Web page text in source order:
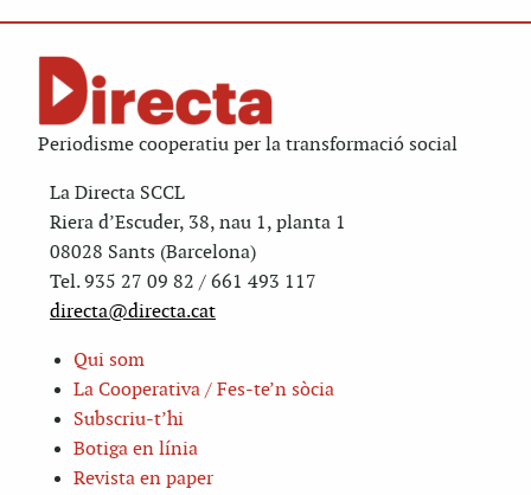
Periodisme cooperatiu per la transformació social
La Directa SCCL
Riera d’Escuder, 38, nau 1, planta 1
08028 Sants (Barcelona)
Tel. 935 27 09 82 / 661 493 117
directa@directa.cat
Qui som
La Cooperativa / Fes-te’n sòcia
Subscriu-t’hi
Botiga en línia
Revista en paper